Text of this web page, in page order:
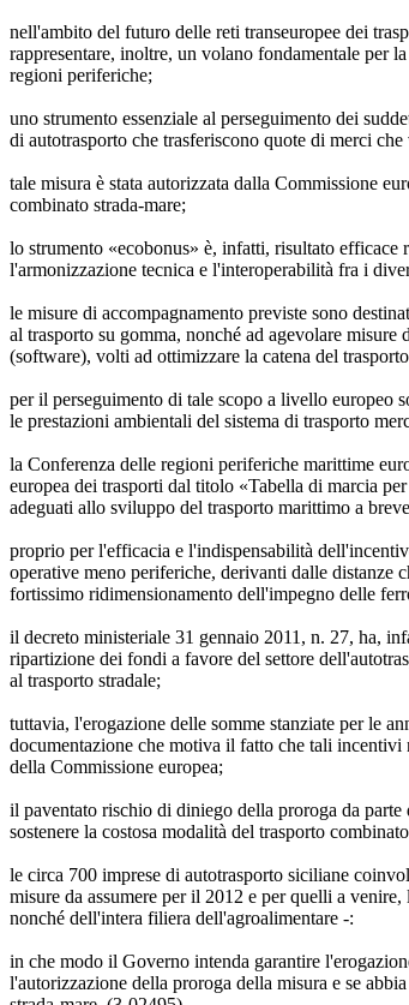
nell'ambito del futuro delle reti transeuropee dei
rappresentare, inoltre, un volano fondamentale per
regioni periferiche;
uno strumento essenziale al perseguimento dei
di autotrasporto che trasferiscono quote di merci
tale misura è stata autorizzata dalla Commissione
combinato strada-mare;
lo strumento «ecobonus» è, infatti, risultato
l'armonizzazione tecnica e l'interoperabilità fra i
le misure di accompagnamento previste sono
al trasporto su gomma, nonché ad agevolare
(software), volti ad ottimizzare la catena del
per il perseguimento di tale scopo a livello
le prestazioni ambientali del sistema di trasporto
la Conferenza delle regioni periferiche marittime
europea dei trasporti dal titolo «Tabella di marcia
adeguati allo sviluppo del trasporto marittimo a
proprio per l'efficacia e l'indispensabilità
operative meno periferiche, derivanti dalle distanze
fortissimo ridimensionamento dell'impegno delle
il decreto ministeriale 31 gennaio 2011, n. 27, ha,
ripartizione dei fondi a favore del settore
al trasporto stradale;
tuttavia, l'erogazione delle somme stanziate per le
documentazione che motiva il fatto che tali
della Commissione europea;
il paventato rischio di diniego della proroga da
sostenere la costosa modalità del trasporto
le circa 700 imprese di autotrasporto siciliane
misure da assumere per il 2012 e per quelli a
nonché dell'intera filiera dell'agroalimentare -:
in che modo il Governo intenda garantire
l'autorizzazione della proroga della misura e se